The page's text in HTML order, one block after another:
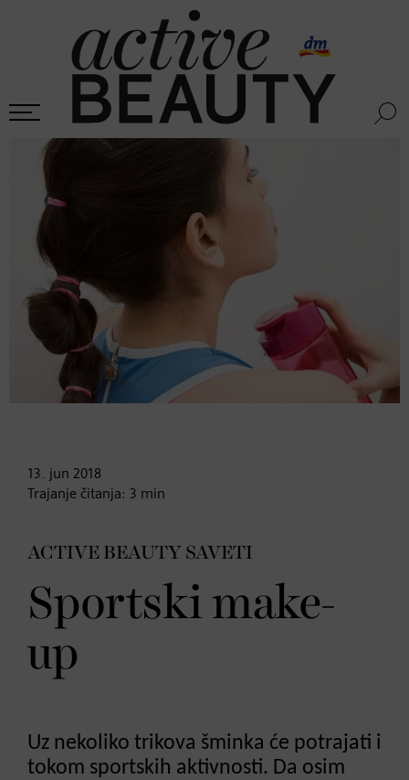
13. jun 2018
Trajanje čitanja: 3 min
ACTIVE BEAUTY SAVETI
Sportski make-
up
Uz nekoliko trikova šminka će potrajati i
tokom sportskih aktivnosti. Da osim